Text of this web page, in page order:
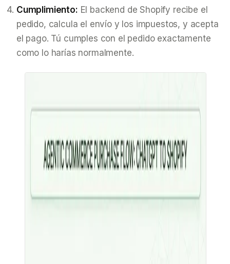
Cumplimiento: El backend de Shopify recibe el
pedido, calcula el envío y los impuestos, y acepta
el pago. Tú cumples con el pedido exactamente
como lo harías normalmente.